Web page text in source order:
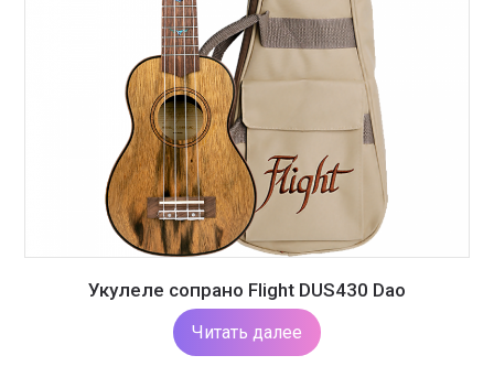
Укулеле сопрано Flight DUS430 Dao
Читать далее